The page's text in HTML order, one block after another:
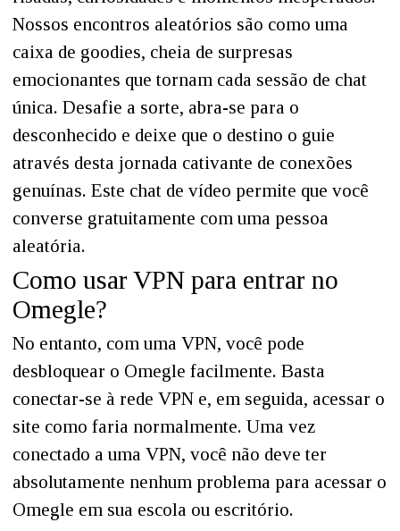
Nossos encontros aleatórios são como uma
caixa de goodies, cheia de surpresas
emocionantes que tornam cada sessão de chat
única. Desafie a sorte, abra-se para o
desconhecido e deixe que o destino o guie
através desta jornada cativante de conexões
genuínas. Este chat de vídeo permite que você
converse gratuitamente com uma pessoa
aleatória.
Como usar VPN para entrar no
Omegle?
No entanto, com uma VPN, você pode
desbloquear o Omegle facilmente. Basta
conectar-se à rede VPN e, em seguida, acessar o
site como faria normalmente. Uma vez
conectado a uma VPN, você não deve ter
absolutamente nenhum problema para acessar o
Omegle em sua escola ou escritório.